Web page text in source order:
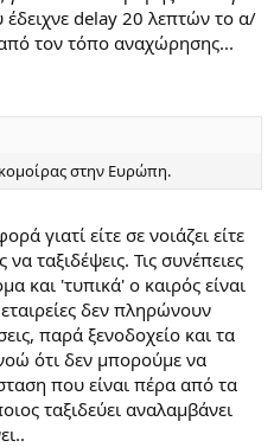
delay 20 λεπτών το α/
τον τόπο αναχώρησης...
στην Ευρώπη.
γιατί είτε σε νοιάζει είτε
ταξιδέψεις. Τις συνέπειες
και 'τυπικά' ο καιρός είναι
δεν πληρώνουν
παρά ξενοδοχείο και τα
ότι δεν μπορούμε να
που είναι πέρα από τα
ταξιδεύει αναλαμβάνει